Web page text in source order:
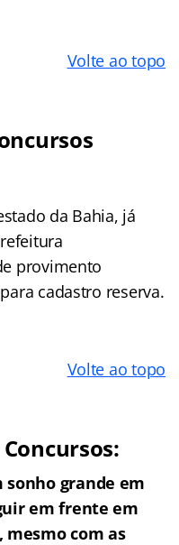
Volte ao topo
da Bahia, já
provimento
cadastro reserva.
Volte ao topo
sonho grande em
em frente em
mesmo com as